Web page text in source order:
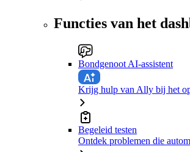
Functies van het
Bondgenoot AI-assistent
Krijg hulp van Ally bij het
Begeleid testen
Ontdek problemen die